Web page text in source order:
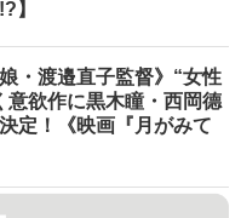
】
・渡邉直子監督》“女性
意欲作に黒木瞳・西岡德
定！《映画『月がみて